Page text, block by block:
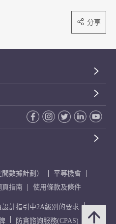
分享
數據計劃）
平等機會
頁指南 使用條款及條件
計指引中2A級別的要求
防貪諮詢服務(CPAS)